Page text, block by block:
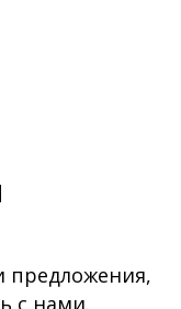
предложения,
с нами.